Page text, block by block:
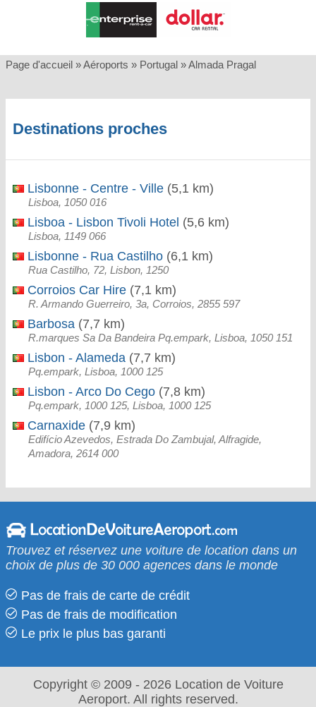
Page d'accueil »Aéroports » Portugal »Almada Pragal
Destinations proches
Lisbonne - Centre - Ville (5,1 km)
Lisboa, 1050 016
Lisboa - Lisbon Tivoli Hotel (5,6 km)
Lisboa, 1149 066
Lisbonne - Rua Castilho (6,1 km)
Rua Castilho, 72, Lisbon, 1250
Corroios Car Hire (7,1 km)
R. Armando Guerreiro, 3a, Corroios, 2855 597
Barbosa (7,7 km)
R.marques Sa Da Bandeira Pq.empark, Lisboa, 1050 151
Lisbon - Alameda (7,7 km)
Pq.empark, Lisboa, 1000 125
Lisbon - Arco Do Cego (7,8 km)
Pq.empark, 1000 125, Lisboa, 1000 125
Carnaxide (7,9 km)
Edifício Azevedos, Estrada Do Zambujal, Alfragide,
Amadora, 2614 000
Trouvez et réservez une voiture de location dans un
choix de plus de 30 000 agences dans le monde
Pas de frais de carte de crédit
Pas de frais de modification
Le prix le​ plus bas garanti
Copyright © 2009 - 2026 Location de Voiture
Aeroport. All rights reserved.